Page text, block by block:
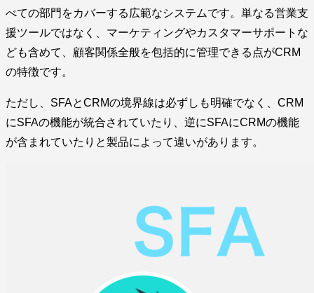
べての部門をカバーする広範なシステムです。単なる営業支
援ツールではなく、マーケティングやカスタマーサポートな
ども含めて、顧客関係全般を包括的に管理できる点がCRM
の特徴です。
ただし、SFAとCRMの境界線は必ずしも明確でなく、CRM
にSFAの機能が統合されていたり、逆にSFAにCRMの機能
が含まれていたりと製品によって違いがあります。